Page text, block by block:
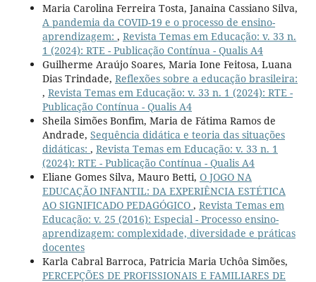
Maria Carolina Ferreira Tosta, Janaina Cassiano Silva,
A pandemia da COVID-19 e o processo de ensino-
aprendizagem: , Revista Temas em Educação: v. 33 n.
1 (2024): RTE - Publicação Contínua - Qualis A4
Guilherme Araújo Soares, Maria Ione Feitosa, Luana
Dias Trindade, Reflexões sobre a educação brasileira:
, Revista Temas em Educação: v. 33 n. 1 (2024): RTE -
Publicação Contínua - Qualis A4
Sheila Simões Bonfim, Maria de Fátima Ramos de
Andrade, Sequência didática e teoria das situações
didáticas: , Revista Temas em Educação: v. 33 n. 1
(2024): RTE - Publicação Contínua - Qualis A4
Eliane Gomes Silva, Mauro Betti, O JOGO NA
EDUCAÇÃO INFANTIL: DA EXPERIÊNCIA ESTÉTICA
AO SIGNIFICADO PEDAGÓGICO , Revista Temas em
Educação: v. 25 (2016): Especial - Processo ensino-
aprendizagem: complexidade, diversidade e práticas
docentes
Karla Cabral Barroca, Patricia Maria Uchôa Simões,
PERCEPÇÕES DE PROFISSIONAIS E FAMILIARES DE